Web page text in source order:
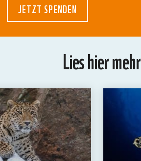
JETZT SPENDEN
Lies hier mehr